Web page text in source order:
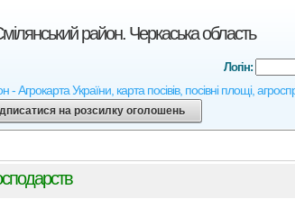
район. Черкаська область
України, карта посівів, посівні площі,
Логін:
на розсилку оголошень